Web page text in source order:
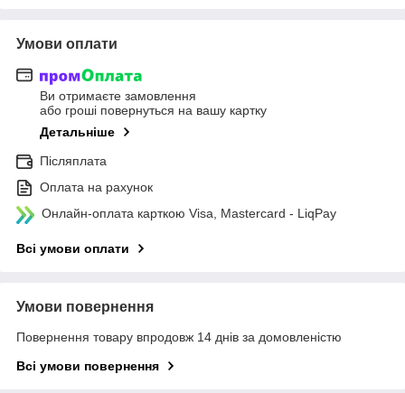
Умови оплати
Ви отримаєте замовлення
або гроші повернуться на вашу картку
Детальніше
Післяплата
Оплата на рахунок
Онлайн-оплата карткою Visa, Mastercard - LiqPay
Всі умови оплати
Умови повернення
Повернення товару впродовж 14 днів за домовленістю
Всі умови повернення